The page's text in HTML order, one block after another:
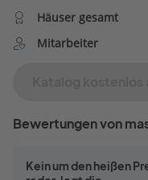
Häuser gesamt
Mitarbeiter
Bewertungen von
Kein um den heißen